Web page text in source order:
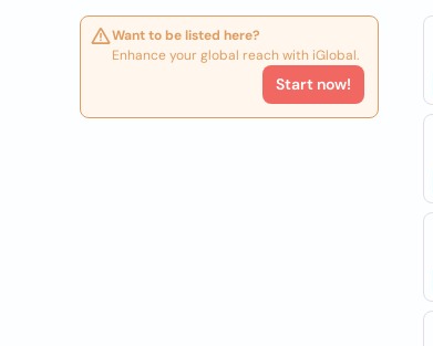
Want to be listed here?
Enhance your global reach with iGlobal.
Start now!